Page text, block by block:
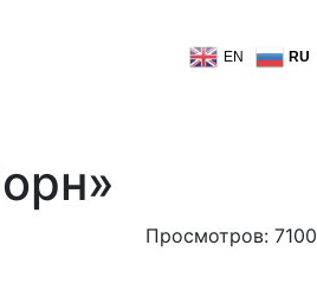
EN RU
Просмотров: 7100